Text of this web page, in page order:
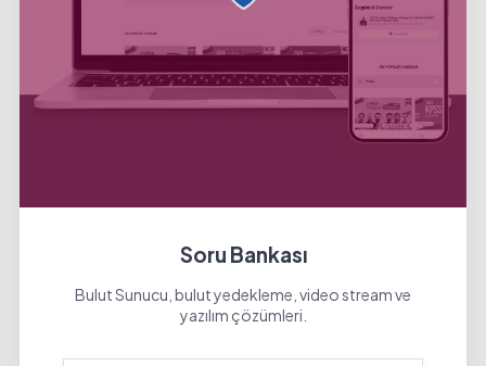
Soru Bankası
Bulut Sunucu, bulut yedekleme, video stream ve
yazılım çözümleri.